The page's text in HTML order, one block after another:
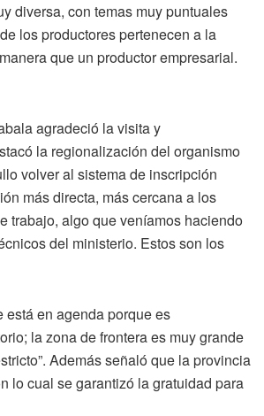
diversa, con temas muy puntuales
los productores pertenecen a la
que un productor empresarial.
agradeció la visita y
la regionalización del organismo
volver al sistema de inscripción
más directa, más cercana a los
trabajo, algo que veníamos haciendo
del ministerio. Estos son los
está en agenda porque es
la zona de frontera es muy grande
Además señaló que la provincia
lo cual se garantizó la gratuidad para